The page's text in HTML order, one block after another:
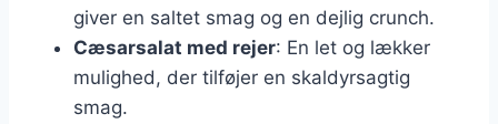
giver en saltet smag og en dejlig crunch.
Cæsarsalat med rejer: En let og lækker
mulighed, der tilføjer en skaldyrsagtig
smag.